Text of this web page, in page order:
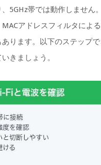
5GHz帯では動作しませ
アドレスフィルタによ
ります。以下のステップ
きましょう。